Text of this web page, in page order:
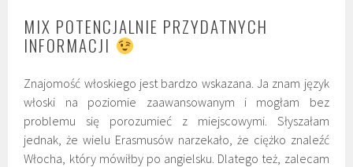
MIX POTENCJALNIE PRZYDATNYCH
INFORMACJI
Znajomość włoskiego jest bardzo wskazana. Ja znam język
włoski na poziomie zaawansowanym i mogłam bez
problemu się porozumieć z miejscowymi. Słyszałam
jednak, że wielu Erasmusów narzekało, że ciężko znaleźć
Włocha, który mówiłby po angielsku. Dlatego też, zalecam